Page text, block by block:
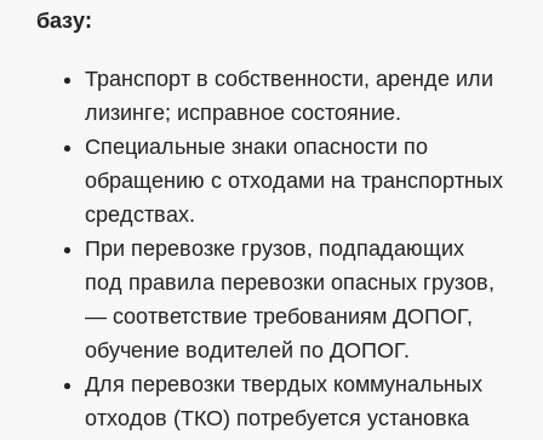
базу:
Транспорт в собственности, аренде или
лизинге; исправное состояние.
Специальные знаки опасности по
обращению с отходами на транспортных
средствах.
При перевозке грузов, подпадающих
под правила перевозки опасных грузов,
— соответствие требованиям ДОПОГ,
обучение водителей по ДОПОГ.
Для перевозки твердых коммунальных
отходов (ТКО) потребуется установка